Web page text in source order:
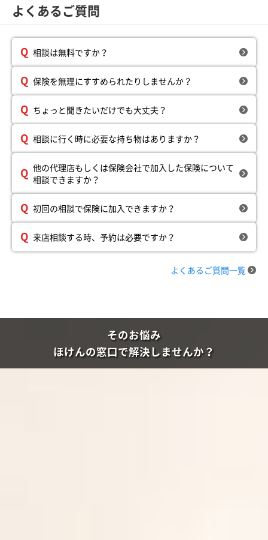
よくあるご質問
相談は無料ですか？
保険を無理にすすめられたりしませんか？
ちょっと聞きたいだけでも大丈夫？
相談に行く時に必要な持ち物はありますか？
他の代理店もしくは保険会社で加入した保険について
相談できますか？
初回の相談で保険に加入できますか？
来店相談する時、予約は必要ですか？
よくあるご質問一覧
そのお悩み
ほけんの窓口で解決しませんか？